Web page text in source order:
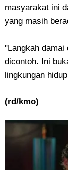
masyarakat ini
yang masih
"Langkah damai
dicontoh. Ini
lingkungan
(rd/kmo)